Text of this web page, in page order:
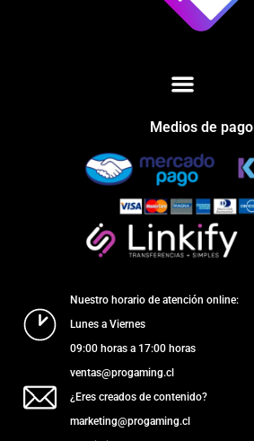
Medios de pago
Nuestro horario de atención online:
Lunes a Viernes
09:00 horas a 17:00 horas
ventas@progaming.cl
¿Eres creados de contenido?
marketing@progaming.cl